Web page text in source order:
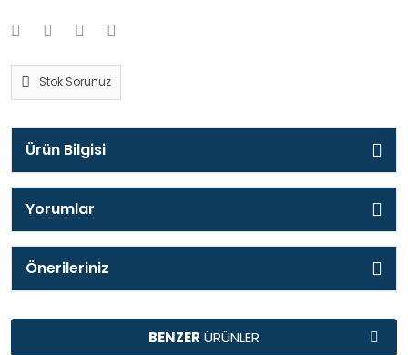
Stok Sorunuz
Ürün Bilgisi
Yorumlar
Önerileriniz
BENZER ÜRÜNLER
TAVSİYE ÜRÜNLER